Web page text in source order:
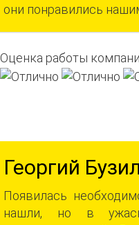
они понравились
Оценка работы
Георгий
Появилась
нашли, но в